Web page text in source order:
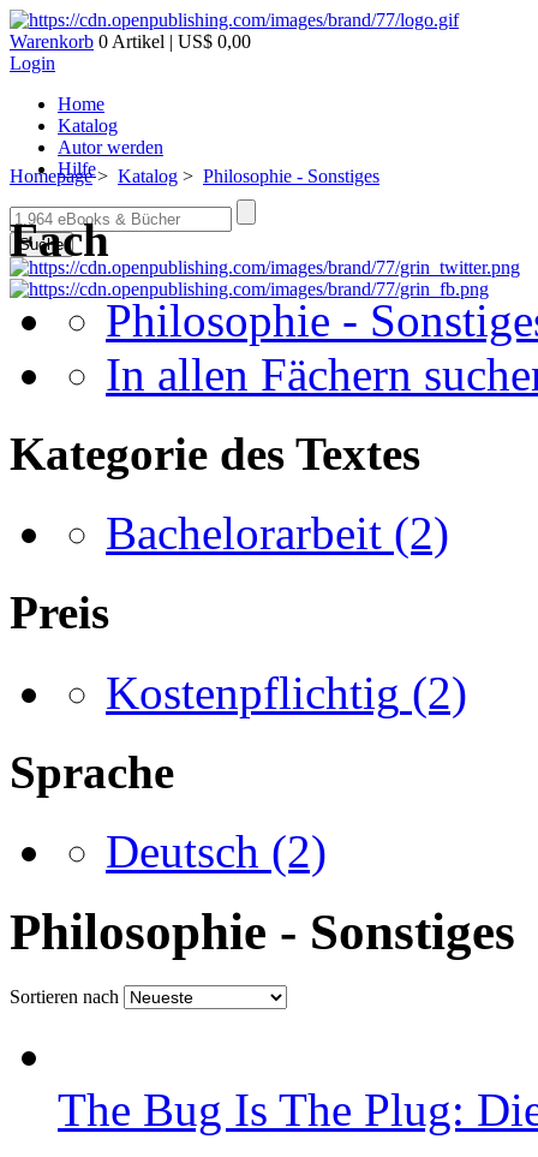
Warenkorb 0 Artikel | US$ 0,00
Login
Home
Katalog
Autor werden
Hilfe
Suche
Homepage> Katalog > Philosophie - Sonstiges
Fach
Philosophie -
In allen Fächern
Kategorie des Textes
Bachelorarbeit (2)
Preis
Kostenpflichtig (2)
Sprache
Deutsch (2)
Philosophie -
Sortieren nach
The Bug Is The Plug: